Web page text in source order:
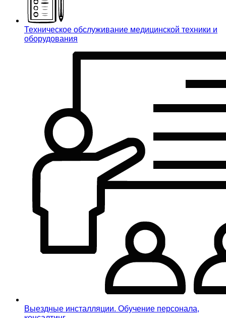
Техническое обслуживание медицинской техники и
оборудования
Выездные инсталляции. Обучение персонала,